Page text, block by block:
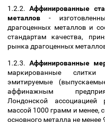
1.2.2.Аффинированные
металлов -
драгоценных металлов и
стандартам качества,
рынка драгоценных
1.2.3. Аффинированные
маркированные
эмитируемые
аффинажным
Лондонской
массой 1000 грамм и менее,
основного металла не менее